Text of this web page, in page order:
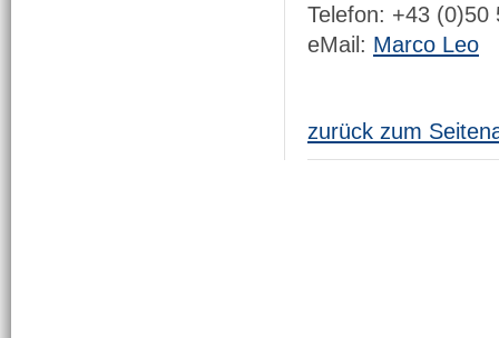
Telefon: +43 (0)50
eMail: Marco Leo
zurück zum